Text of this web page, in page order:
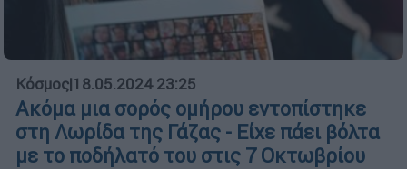
Κόσμος|18.05.2024 23:25
Ακόμα μια σορός ομήρου εντοπίστηκε
στη Λωρίδα της Γάζας - Είχε πάει βόλτα
με το ποδήλατό του στις 7 Οκτωβρίου